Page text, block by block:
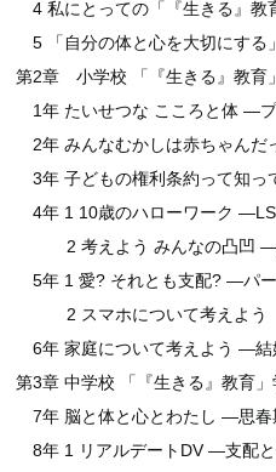
4 私にとっての「『生きる』教
5 「自分の体と心を大切にする
第2章 小学校 「『生きる』教育
1年 たいせつな こころと体 ―
2年 みんなむかしは赤ちゃん
3年 子どもの権利条約って知
4年 1 10歳のハローワーク
2 考えよう みんなの凸凹 ―
5年 1 愛? それとも支配? ―パ
2 スマホについて考えよう
6年 家庭について考えよう ―
第3章 中学校 「『生きる』教育
7年 脳と体と心とわたし ―思
8年 1 リアルデートDV ―支配